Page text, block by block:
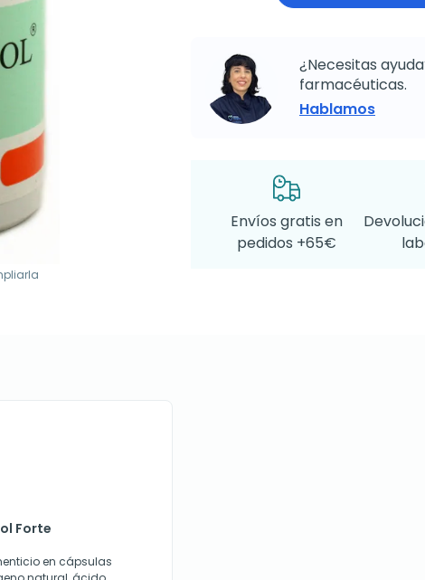
¿Necesitas
farmacéuticas.
Hablamos
Envíos gratis en
pedidos +65€
Forte
en cápsulas